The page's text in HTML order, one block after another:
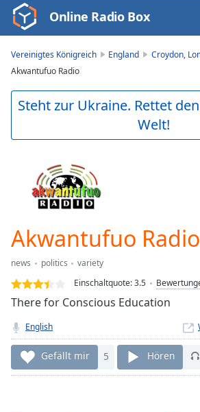
Video
Player
loading.
Video
Play
Backward
Current
0:00
Duration-:-
0.00%
Stream
TypeLIVE
live,
currently
behind
LIVE
Remaining
Online Radio Box
Vereinigtes Königreich England
Croydon,
Akwantufuo Radio
Steht zur Ukraine. Rettet
Welt!
Akwantufuo Radio
news politics
variety
Einschaltquote:3.5
There for Conscious Education
English
Gefällt mir 5 Hören